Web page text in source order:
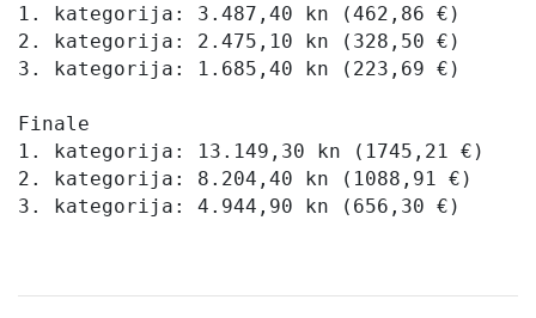
1. kategorija: 3.487,40 kn (462,86 €)
2. kategorija: 2.475,10 kn (328,50 €)
3. kategorija: 1.685,40 kn (223,69 €)
Finale
1. kategorija: 13.149,30 kn (1745,21 €)
2. kategorija: 8.204,40 kn (1088,91 €)
3. kategorija: 4.944,90 kn (656,30 €)